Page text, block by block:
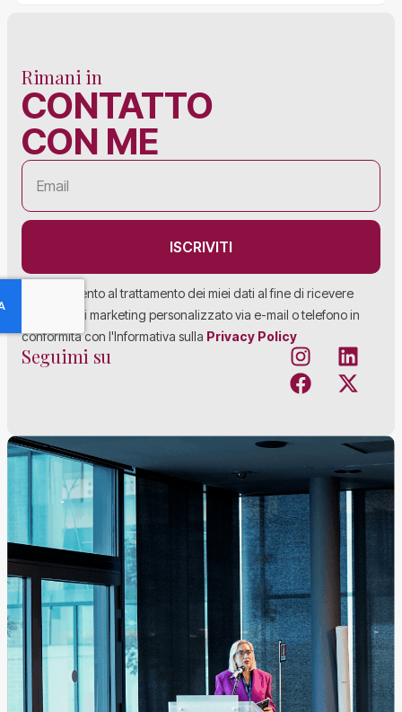
Rimani in
CONTATTO
CON ME
Acconsento al trattamento dei miei dati al fine di ricevere
materiale di marketing personalizzato via e-mail o telefono in
conformità con l'Informativa sulla Privacy Policy
ISCRIVITI
Seguimi su